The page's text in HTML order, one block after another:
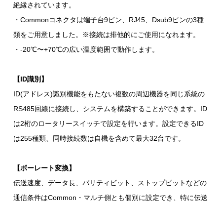
絶縁されています。
・Commonコネクタは端子台9ピン、RJ45、Dsub9ピンの3種
類をご用意しました。※接続は排他的にご使用になれます。
・-20℃〜+70℃の広い温度範囲で動作します。
【ID識別】
ID(アドレス)識別機能をもたない複数の周辺機器を同じ系統の
RS485回線に接続し、システムを構築することができます。ID
は2桁のロータリースイッチで設定を行います。設定できるID
は255種類、同時接続数は自機を含めて最大32台です。
【ボーレート変換】
伝送速度、データ長、パリティビット、ストップビットなどの
通信条件はCommon・マルチ側とも個別に設定でき、特に伝送